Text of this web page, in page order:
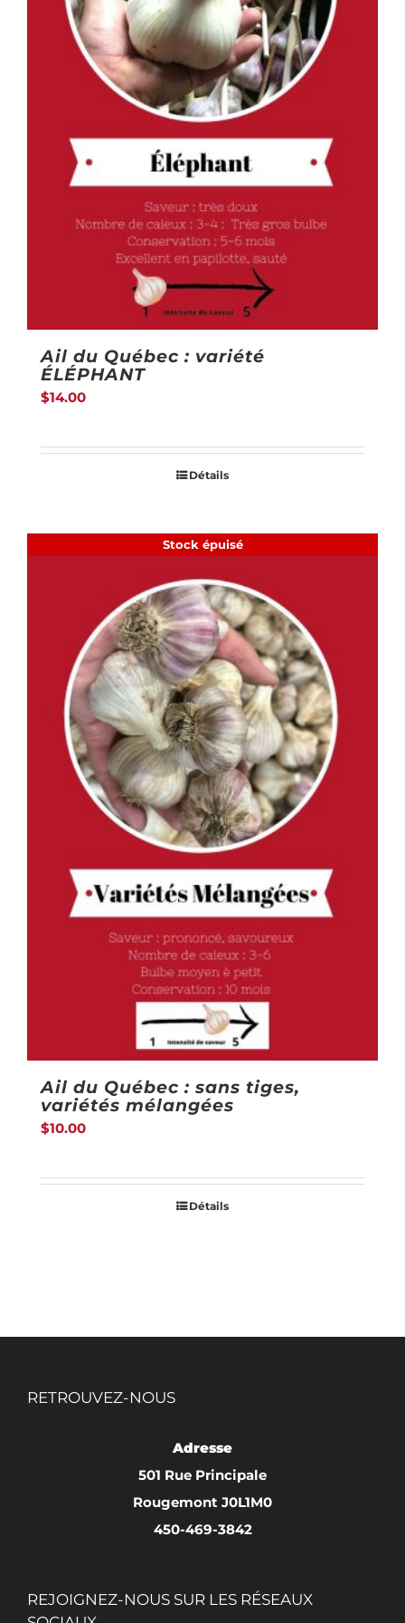
sur
la
page
du
produit
Ail du Québec : variété
ÉLÉPHANT
$14.00
Détails
Stock épuisé
Ail du Québec : sans tiges,
variétés mélangées
$10.00
Détails
RETROUVEZ-NOUS
Adresse
501 Rue Principale
Rougemont J0L1M0
450-469-3842
REJOIGNEZ-NOUS SUR LES RÉSEAUX